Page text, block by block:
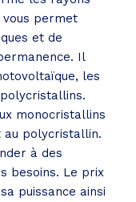
permet
et de
Il
les
monocristallins
polycristallin.
à des
besoins. Le prix
puissance ainsi